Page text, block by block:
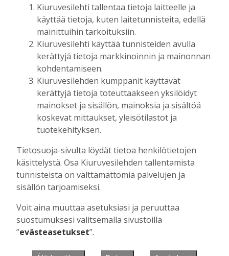
Salasana
Muista minut
Unohtuiko salasana?
se tästä.
Käyntiosoite :
Kiuruvesi Lehti oy
Niemistenkatu 4
Kiuruvesi
Kiuruvesilehti tallentaa tietoja laitteelle ja
käyttää tietoja, kuten laitetunnisteita, edellä
mainittuihin tarkoituksiin.
Kiuruvesilehti käyttää tunnisteiden avulla
kerättyjä tietoja markkinoinnin ja mainonnan
kohdentamiseen.
Kiuruvesilehden kumppanit käyttävät
kerättyjä tietoja toteuttaakseen yksilöidyt
mainokset ja sisällön, mainoksia ja sisältöä
koskevat mittaukset, yleisötilastot ja
tuotekehityksen.
Tietosuoja-sivulta löydät tietoa henkilötietojen
käsittelystä. Osa Kiuruvesilehden tallentamista
tunnisteista on välttämättömiä palvelujen ja
sisällön tarjoamiseksi.
Voit aina muuttaa asetuksiasi ja peruuttaa
suostumuksesi valitsemalla sivustoilla
”evästeasetukset”.